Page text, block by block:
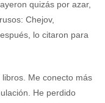
quizás por azar,
Chejov,
lo citaron para
Me conecto más
He perdido